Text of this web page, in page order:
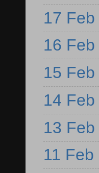
17 Feb
16 Feb
15 Feb
14 Feb
13 Feb
11 Feb